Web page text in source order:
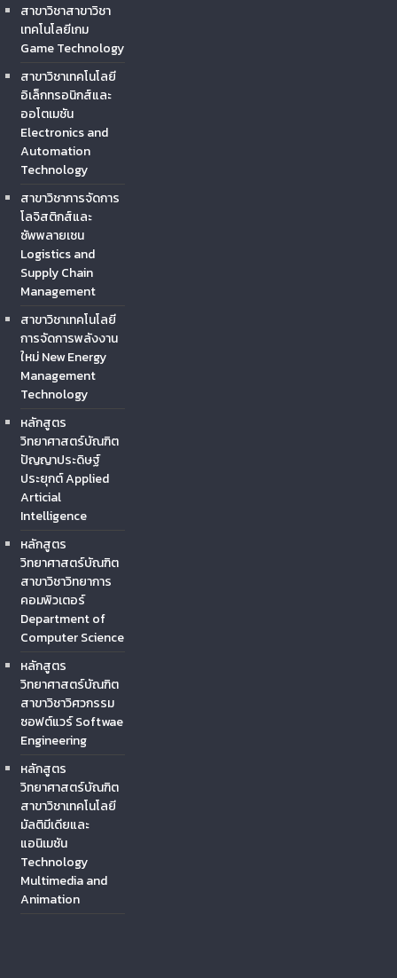
สาขาวิชาสาขาวิชา
เทคโนโลยีเกม
Game Technology
สาขาวิชาเทคโนโลยี
อิเล็กทรอนิกส์และ
ออโตเมชัน
Electronics and
Automation
Technology
สาขาวิชาการจัดการ
โลจิสติกส์และ
ซัพพลายเชน
Logistics and
Supply Chain
Management
สาขาวิชาเทคโนโลยี
การจัดการพลังงาน
ใหม่ New Energy
Management
Technology
หลักสูตร
วิทยาศาสตร์บัณฑิต
ปัญญาประดิษฐ์
ประยุกต์ Applied
Articial
Intelligence
หลักสูตร
วิทยาศาสตร์บัณฑิต
สาขาวิชาวิทยาการ
คอมพิวเตอร์
Department of
Computer Science
หลักสูตร
วิทยาศาสตร์บัณฑิต
สาขาวิชาวิศวกรรม
ซอฟต์แวร์ Softwae
Engineering
หลักสูตร
วิทยาศาสตร์บัณฑิต
สาขาวิชาเทคโนโลยี
มัลติมีเดียและ
แอนิเมชัน
Technology
Multimedia and
Animation